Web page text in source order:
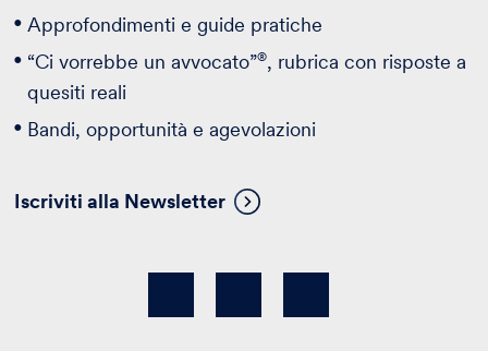
Approfondimenti e guide pratiche
“Ci vorrebbe un avvocato”®, rubrica con risposte a
quesiti reali
Bandi, opportunità e agevolazioni
Iscriviti alla Newsletter